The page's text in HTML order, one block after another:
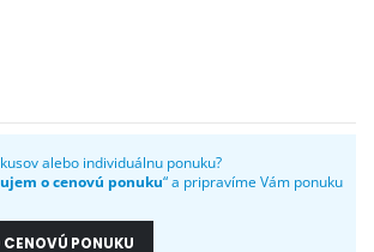
alebo individuálnu ponuku?
o cenovú ponuku“ a pripravíme Vám ponuku
PONUKU